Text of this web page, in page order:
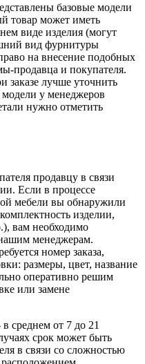
базовые модели
товар может иметь
виде изделия (могут
вид фурнитуры
на внесение подобных
продавца и покупателя.
заказе лучше уточнить
у менеджеров
нужно отметить
продавцу в связи
Если в процессе
мебели вы обнаружили
изделии,
вам необходимо
менеджерам.
номер заказа,
размеры, цвет, название
оперативно решим
или замене
среднем от 7 до 21
срок может быть
в связи со сложностью